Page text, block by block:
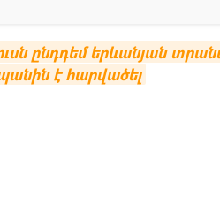
ընդդեմ երևանյան
է հարվածել